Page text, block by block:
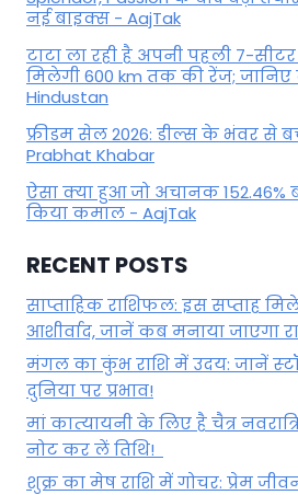
नई बाइक्स - AajTak
टाटा ला रही है अपनी पहली 7-सीटर
मिलेगी 600 km तक की रेंज; जानिए
Hindustan
फ्रीडम सेल 2026: डील्स के भंवर से
Prabhat Khabar
ऐसा क्या हुआ जो अचानक 152.46%
किया कमाल - AajTak
RECENT POSTS
साप्ताहिक राशिफल: इस सप्ताह
आशीर्वाद, जानें कब मनाया जाएगा
मंगल का कुंभ राशि में उदय: जानें
दुनिया पर प्रभाव!
मां कात्‍यायनी के लिए है चैत्र
नोट कर लें तिथि!
शुक्र का मेष राशि में गोचर: प्रेम